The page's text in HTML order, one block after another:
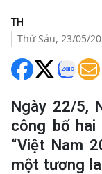
TH
Thứ Sáu, 23/05/
Ngày 22/5,
công bố
“Việt Nam
một tương